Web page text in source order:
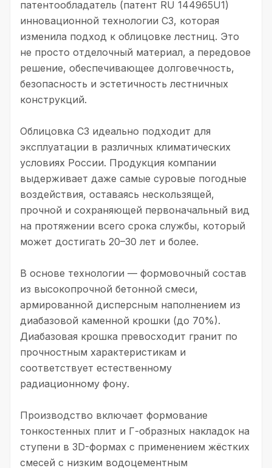
патентообладатель (патент RU 144965U1)
инновационной технологии C3, которая
изменила подход к облицовке лестниц. Это
не просто отделочный материал, а передовое
решение, обеспечивающее долговечность,
безопасность и эстетичность лестничных
конструкций.
Облицовка C3 идеально подходит для
эксплуатации в различных климатических
условиях России. Продукция компании
выдерживает даже самые суровые погодные
воздействия, оставаясь нескользящей,
прочной и сохраняющей первоначальный вид
на протяжении всего срока службы, который
может достигать 20–30 лет и более.
В основе технологии — формовочный состав
из высокопрочной бетонной смеси,
армированной дисперсным наполнением из
диабазовой каменной крошки (до 70%).
Диабазовая крошка превосходит гранит по
прочностным характеристикам и
соответствует естественному
радиационному фону.
Производство включает формование
тонкостенных плит и Г-образных накладок на
ступени в 3D-формах с применением жёстких
смесей с низким водоцементным